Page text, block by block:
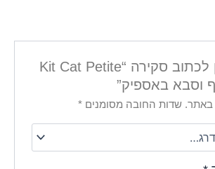
היה הראשון לכתוב סקירה “Kit Cat Petite
באתר. שדות החובה מסומנים*